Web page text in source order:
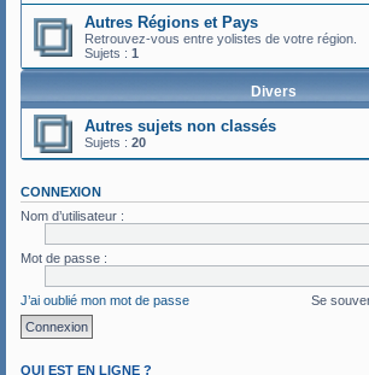
Autres Régions et Pays
Retrouvez-vous entre yolistes de votre région.
Sujets : 1
Divers
Autres sujets non classés
Sujets : 20
CONNEXION
Nom d’utilisateur :
Mot de passe :
J’ai oublié mon mot de passe Se
QUI EST EN LIGNE ?